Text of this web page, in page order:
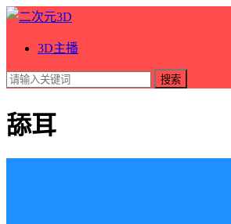
3D主播
搜索
舔耳